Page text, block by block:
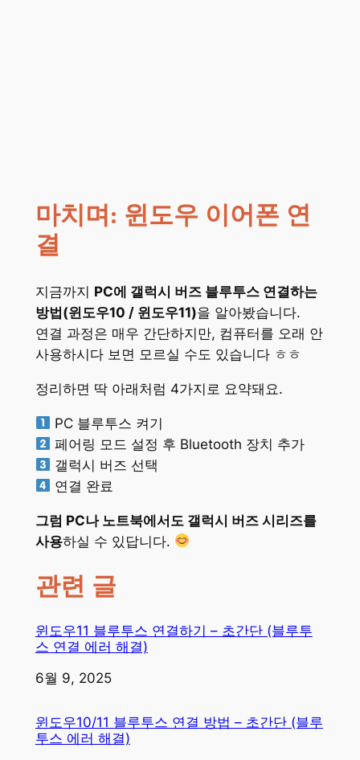
마치며: 윈도우 이어폰 연
결
지금까지 PC에 갤럭시 버즈 블루투스 연결하는
방법(윈도우10 / 윈도우11)을 알아봤습니다.
연결 과정은 매우 간단하지만, 컴퓨터를 오래 안
사용하시다 보면 모르실 수도 있습니다 ㅎㅎ
정리하면 딱 아래처럼 4가지로 요약돼요.
PC 블루투스 켜기
페어링 모드 설정 후 Bluetooth 장치 추가
갤럭시 버즈 선택
연결 완료
그럼 PC나 노트북에서도 갤럭시 버즈 시리즈를
사용하실 수 있답니다.
관련 글
윈도우11 블루투스 연결하기 – 초간단 (블루투
스 연결 에러 해결)
일자
6월 9, 2025
윈도우10/11 블루투스 연결 방법 – 초간단 (블루
투스 에러 해결)